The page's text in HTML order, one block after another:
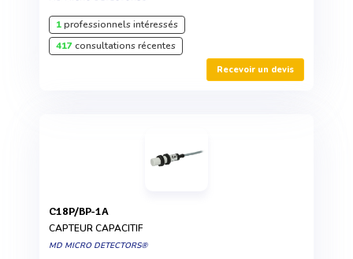
1professionnels intéressés
417consultations récentes
Recevoir un devis
C18P/BP-1A
CAPTEUR CAPACITIF
MD MICRO DETECTORS®